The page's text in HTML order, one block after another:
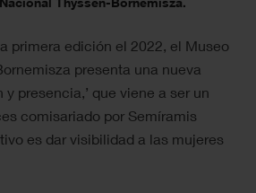
primera edición el 2022, el Museo
presenta una nueva
y presencia,’ que viene a ser un
comisariado por Semíramis
es dar visibilidad a las mujeres